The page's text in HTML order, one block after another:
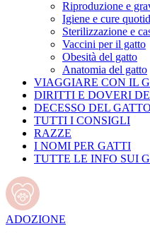
Riproduzione e
Igiene e cure
Sterilizzazione e
Vaccini per il gatto
Obesità del gatto
Anatomia del gatto
VIAGGIARE CON IL
DIRITTI E DOVERI
DECESSO DEL GATTO
TUTTI I CONSIGLI
RAZZE
I NOMI PER GATTI
TUTTE LE INFO SUI
ADOZIONE